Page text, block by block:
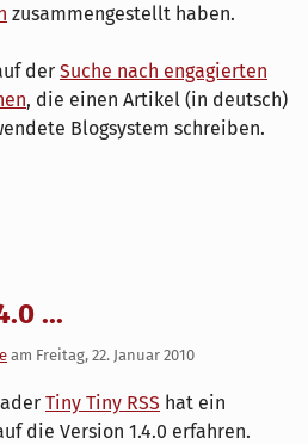
zusammengestellt haben.
der Suche nach engagierten
, die einen Artikel (in deutsch)
Blogsystem schreiben.
...
am Freitag, 22. Januar 2010
Tiny Tiny RSS hat ein
die Version 1.4.0 erfahren.